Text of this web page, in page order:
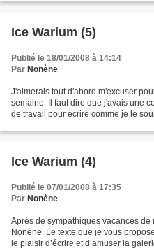
Ice Warium (5)
Publié le 18/01/2008 à 14:14
Par Nonène
J'aimerais tout d'abord m'excuser
semaine. Il faut dire que j'avais une
de travail pour écrire comme je le
Ice Warium (4)
Publié le 07/01/2008 à 17:35
Par Nonène
Après de sympathiques vacances
Nonène. Le texte que je vous
le plaisir d’écrire et d’amuser la